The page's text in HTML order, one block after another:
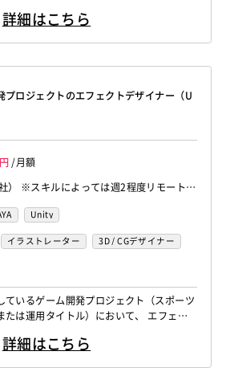
せ、最適なプロジェクトへのアサインを想
詳細はこちら
プロジェクトのエフェクトデザイナー（U
円 /月額
） ※スキルによっては週2程度リモート相
Unity
イラストレーター
3D / CGデザイナー
ューサー
ているゲーム開発プロジェクト（スポーツ
たは運用タイトル）において、 エフェク
せ、最適なプロジェクトへのアサインを想
詳細はこちら